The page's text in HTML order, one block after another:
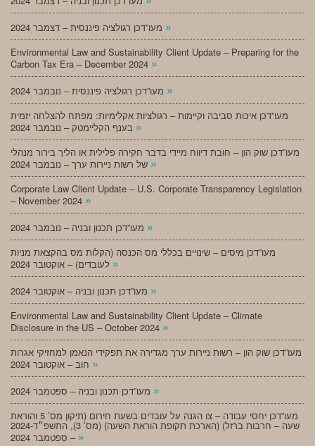
»
Environmental Law and Sustainability Client Update – Preparing for the
Carbon Tax Era – December 2024 »
»
מעו”דכן איכות סביבה וקיימות – רגולציות אקלימיות: מפתח להצלחה יזמית
»
מעו”דכן שוק הון – חובת דיווח מיידי בדבר חקירה פלילית או הליך בירור מנהלי
»
Corporate Law Client Update – U.S. Corporate Transparency Legislation
– November 2024 »
»
מעו”דכן מיסים – שינויים בכללי מס הכנסה (הקלות מס בהקצאת מניות
»
»
Environmental Law and Sustainability Client Update – Climate
Disclosure in the US – October 2024 »
מעו”דכן שוק הון – רשות ניירות ערך מגדירה את תפקידי הנאמן למחזיקי אגרות
»
»
מעו”דכן יחסי עבודה – צו הגנה על עובדים בשעת חירום (תיקון מס’ 5 והוראת
שעה – חרבות ברזל) (הארכת תקופת הוראת השעה) (מס’ 3), התשפ״ד-2024
– ספטמבר 2024 »